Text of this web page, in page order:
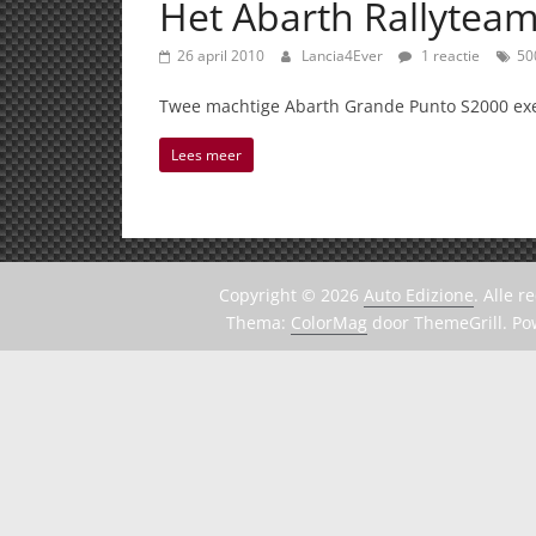
Het Abarth
26 april 2010 Lancia4Ever 1 reactie
Twee machtige Abarth Grande Punto S2000
Lees meer
Copyright © 2026 Auto Edizione. Alle
Thema: ColorMag door ThemeGrill.